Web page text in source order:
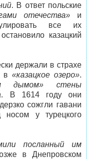
. В ответ польские
отечества»и
все их
казацкий
держали в страхе
в «казацкое озеро».
дымом» стены
. В 1614 году они
сожгли гавани
у турецкого
посланный им
в Днепровском